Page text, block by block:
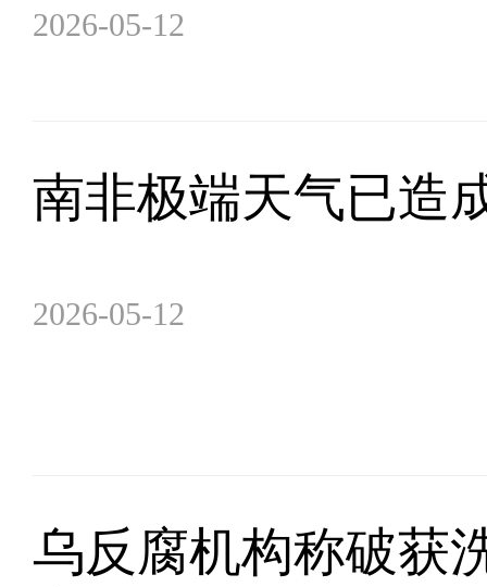
2026-05-12
南非极端天气已造
2026-05-12
乌反腐机构称破获